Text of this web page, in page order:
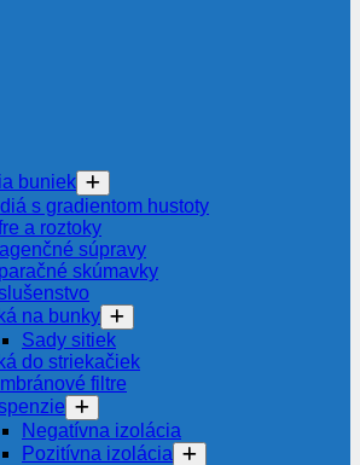
buniek
s gradientom hustoty
a roztoky
súpravy
skúmavky
na bunky
Sady sitiek
do striekačiek
filtre
Negatívna izolácia
Pozitívna izolácia